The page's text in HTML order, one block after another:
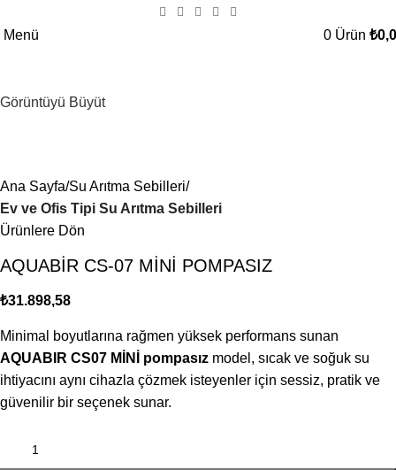
Menü 0 Ürün ₺
Görüntüyü Büyüt
Ana Sayfa Su Arıtma Sebilleri
Ev ve Ofis Tipi Su Arıtma Sebilleri
Ürünlere Dön
AQUABİR CS-07 MİNİ POMPASIZ
₺31.898,58
Minimal boyutlarına rağmen yüksek performans sunan
AQUABIR CS07 MİNİ pompasız model, sıcak ve soğuk su
ihtiyacını aynı cihazla çözmek isteyenler için sessiz, pratik ve
güvenilir bir seçenek sunar.